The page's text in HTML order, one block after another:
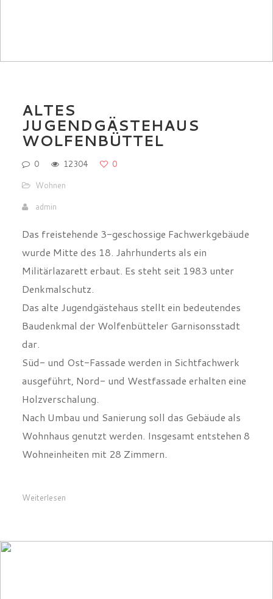
ALTES
JUGENDGÄSTEHAUS
WOLFENBÜTTEL
0 12304
0
Wohnen
admin
Das freistehende 3-geschossige Fachwerkgebäude
wurde Mitte des 18. Jahrhunderts als ein
Militärlazarett erbaut. Es steht seit 1983 unter
Denkmalschutz.
Das alte Jugendgästehaus stellt ein bedeutendes
Baudenkmal der Wolfenbütteler Garnisonsstadt
dar.
Süd- und Ost-Fassade werden in Sichtfachwerk
ausgeführt, Nord- und Westfassade erhalten eine
Holzverschalung.
Nach Umbau und Sanierung soll das Gebäude als
Wohnhaus genutzt werden. Insgesamt entstehen 8
Wohneinheiten mit 28 Zimmern.
Weiterlesen